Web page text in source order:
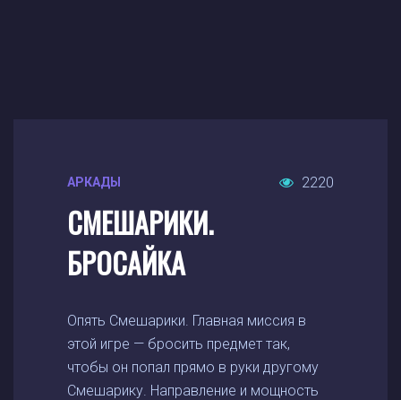
АРКАДЫ 2220
СМЕШАРИКИ.
БРОСАЙКА
Опять Смешарики. Главная миссия в
этой игре — бросить предмет так,
чтобы он попал прямо в руки другому
Смешарику. Направление и мощность